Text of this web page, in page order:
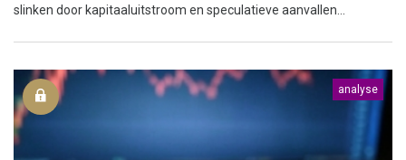
slinken door kapitaaluitstroom en speculatieve aanvallen...
analyse